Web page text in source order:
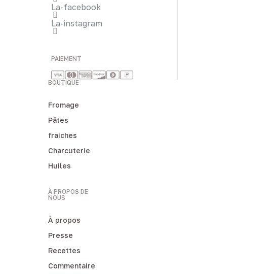
La-facebook
La-instagram
PAIEMENT
BOUTIQUE
Fromage
Pâtes
fraiches
Charcuterie
Huiles
À PROPOS DE
NOUS
À propos
Presse
Recettes
Commentaire